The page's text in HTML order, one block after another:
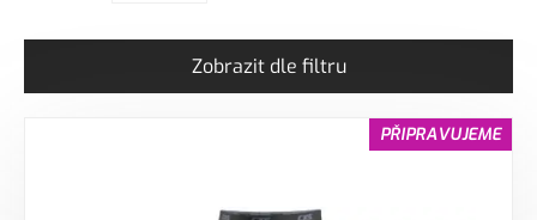
Zobrazit dle filtru
PŘIPRAVUJEME